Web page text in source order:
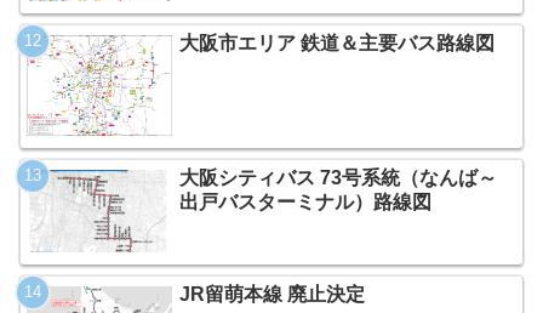
大阪市エリア 鉄道＆主要バス路線図
大阪シティバス 73号系統（なんば～
出戸バスターミナル）路線図
JR留萌本線 廃止決定